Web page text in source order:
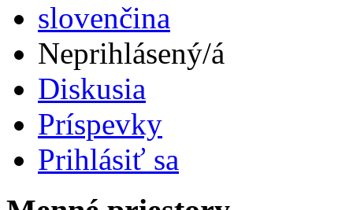
slovenčina
Neprihlásený/á
Diskusia
Príspevky
Prihlásiť sa